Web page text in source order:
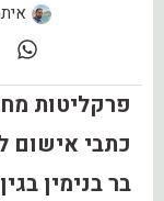
פרקליטות
כתבי אישום
בר בנימין